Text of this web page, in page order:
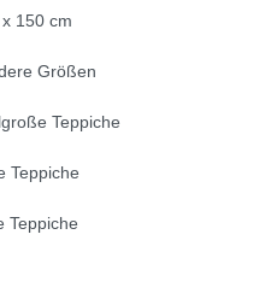
150 cm
Größen
Teppiche
Teppiche
Teppiche